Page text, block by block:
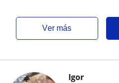
ver más
Igor